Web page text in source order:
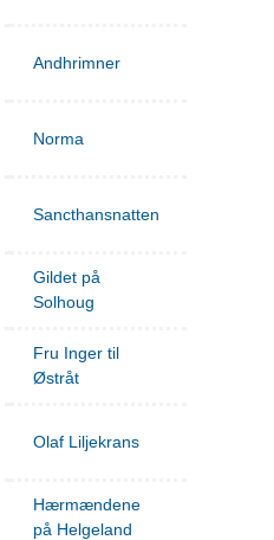
Andhrimner
Norma
Sancthansnatten
Gildet på
Solhoug
Fru Inger til
Østråt
Olaf Liljekrans
Hærmændene
på Helgeland